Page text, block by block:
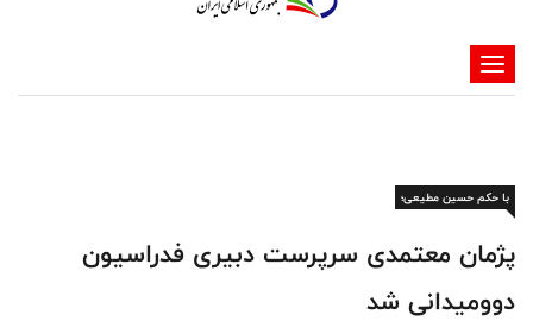
-
-
-
با حکم حسین مطیعی؛
پژمان معتمدی سرپرست دبیری فدراسیون
دوومیدانی شد